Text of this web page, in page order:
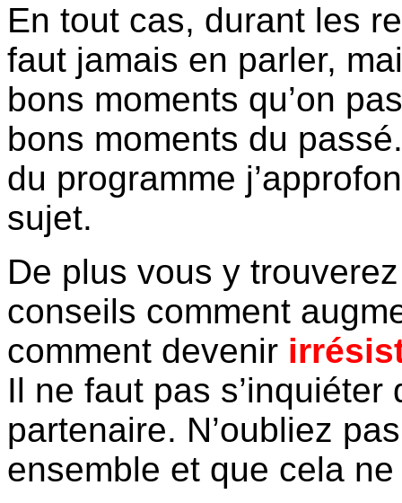
En tout cas, durant les
faut jamais en parler,
bons moments qu’on
bons moments du
du programme
sujet.
De plus vous y
conseils comment
comment devenir
Il ne faut pas
partenaire. N’oubliez
ensemble et que cela